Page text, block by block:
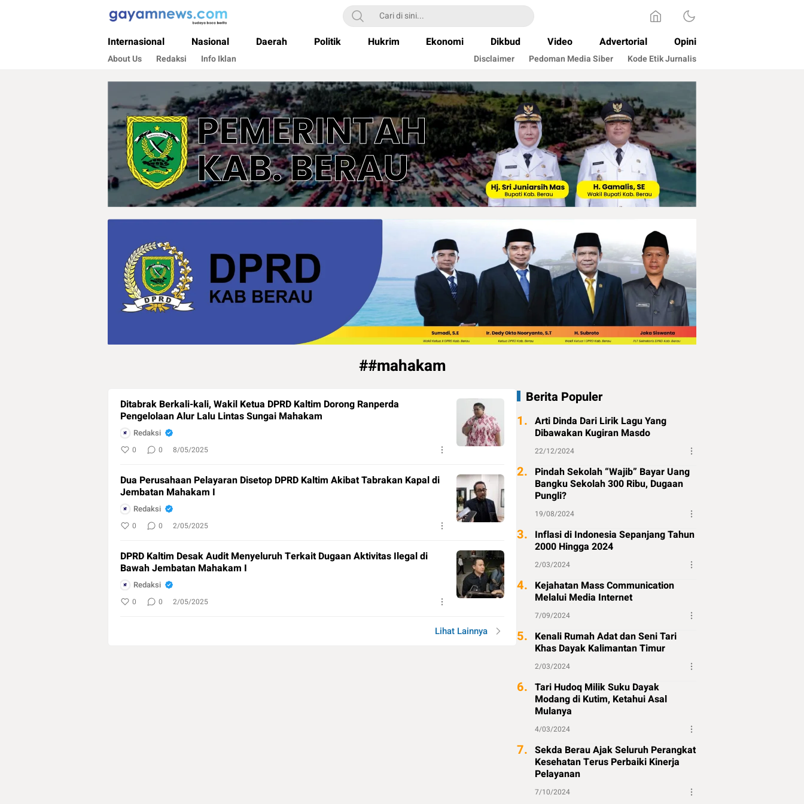
Gayamnews.com
Budaya Baca Berita
Internasional Nasional Daerah Politik Hukrim Ekonomi Dikbud Video Advertorial Opini
About Us Redaksi Info Iklan Disclaimer Pedoman Media Siber Kode Etik Jurnalis
##mahakam
Ditabrak Berkali-kali, Wakil Ketua DPRD Kaltim Dorong Ranperda
Pengelolaan Alur Lalu Lintas Sungai Mahakam
Redaksi
0 0 8/05/2025
Dua Perusahaan Pelayaran Disetop DPRD Kaltim Akibat Tabrakan Kapal di
Jembatan Mahakam I
Redaksi
0 0 2/05/2025
DPRD Kaltim Desak Audit Menyeluruh Terkait Dugaan Aktivitas Ilegal di
Bawah Jembatan Mahakam I
Redaksi
0 0 2/05/2025
Lihat Lainnya
Berita Populer
1. Arti Dinda Dari Lirik Lagu Yang
Dibawakan Kugiran Masdo
22/12/2024
2. Pindah Sekolah “Wajib” Bayar Uang
Bangku Sekolah 300 Ribu, Dugaan
Pungli?
19/08/2024
3. Inflasi di Indonesia Sepanjang Tahun
2000 Hingga 2024
2/03/2024
4. Kejahatan Mass Communication
Melalui Media Internet
7/09/2024
5. Kenali Rumah Adat dan Seni Tari
Khas Dayak Kalimantan Timur
2/03/2024
6. Tari Hudoq Milik Suku Dayak
Modang di Kutim, Ketahui Asal
Mulanya
4/03/2024
7. Sekda Berau Ajak Seluruh Perangkat
Kesehatan Terus Perbaiki Kinerja
Pelayanan
7/10/2024